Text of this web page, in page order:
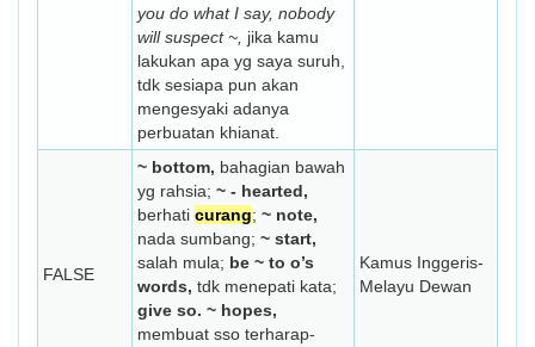
you do what I say, nobody
will suspect ~, jika kamu
lakukan apa yg saya suruh,
tdk sesiapa pun akan
mengesyaki adanya
perbuatan khianat.
FALSE
~ bottom, bahagian bawah
yg rahsia; ~ - hearted,
berhati curang; ~ note,
nada sumbang; ~ start,
salah mula; be ~ to o’s
words, tdk menepati kata;
give so. ~ hopes,
membuat sso terharap-
Kamus Inggeris-
Melayu Dewan